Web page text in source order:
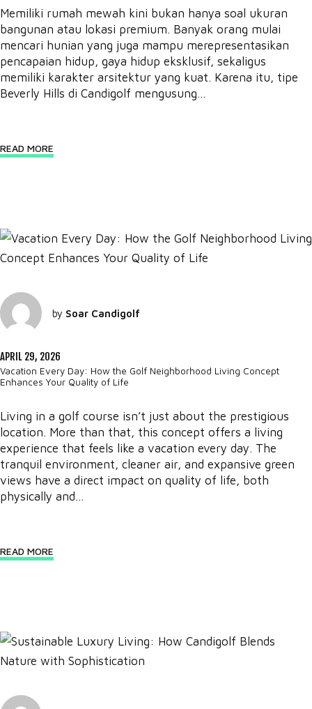
Memiliki rumah mewah kini bukan hanya soal ukuran
bangunan atau lokasi premium. Banyak orang mulai
mencari hunian yang juga mampu merepresentasikan
pencapaian hidup, gaya hidup eksklusif, sekaligus
memiliki karakter arsitektur yang kuat. Karena itu, tipe
Beverly Hills di Candigolf mengusung...
READ MORE
by Soar Candigolf
APRIL 29, 2026
Vacation Every Day: How the Golf Neighborhood Living Concept
Enhances Your Quality of Life
Living in a golf course isn’t just about the prestigious
location. More than that, this concept offers a living
experience that feels like a vacation every day. The
tranquil environment, cleaner air, and expansive green
views have a direct impact on quality of life, both
physically and...
READ MORE